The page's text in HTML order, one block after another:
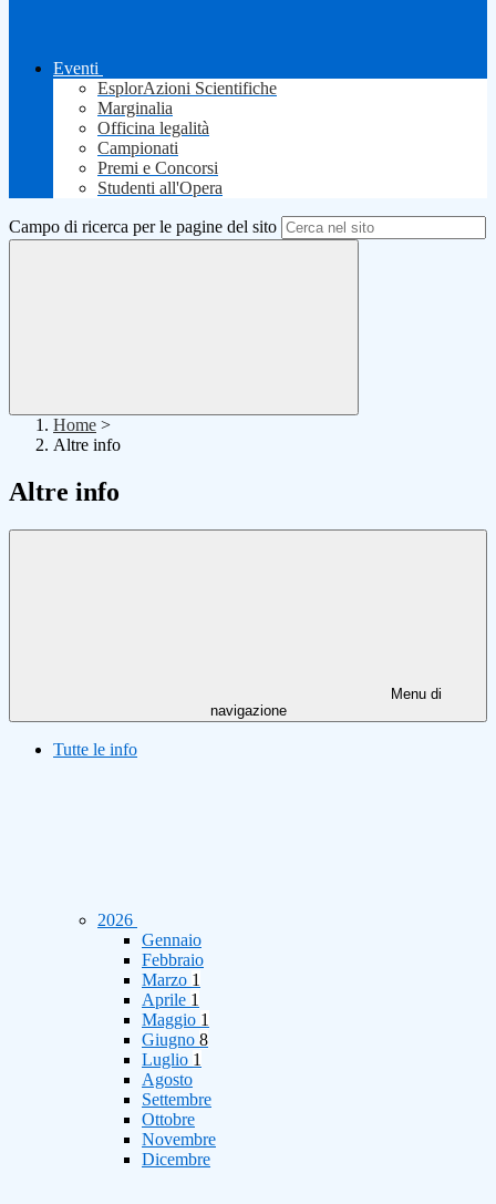
Eventi
EsplorAzioni Scientifiche
Marginalia
Officina legalità
Campionati
Premi e Concorsi
Studenti all'Opera
Campo di ricerca per le pagine del sito
Home >
Altre info
Altre info
Menu di
navigazione
Tutte le info
2026
Gennaio
Febbraio
Marzo 1
Aprile 1
Maggio 1
Giugno 8
Luglio 1
Agosto
Settembre
Ottobre
Novembre
Dicembre